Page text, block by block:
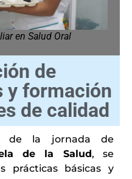
en Salud Oral
de
y formación
de calidad
de la jornada de
de la Salud, se
prácticas básicas y